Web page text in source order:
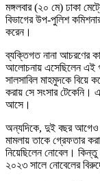
মঙ্গলবার (২০ মে) ঢাকা
বিভাগের উপ-পুলিশ
করেন।
ব্যক্তিগত নানা আচরণের
আলোচনায় এসেছিলেন এই
সালসাবিল মাহমুদকে বিয়ে
করায় সে সংসার টেকেনি।
আসে।
অন্যদিকে, দুই বছর আগেও
মামলায় তাকে গ্রেফতার
নিয়েছিলেন নোবেল।
২০২৩ সালে নোবেলের